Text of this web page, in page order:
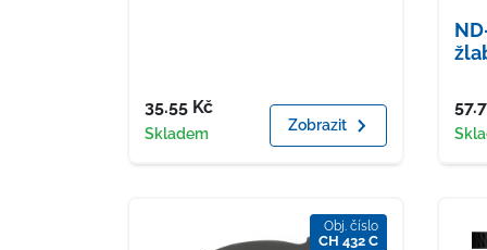
Cena
35.55 Kč
Dostupnost
Skladem Zobrazit
Obj. číslo
CH 432 C